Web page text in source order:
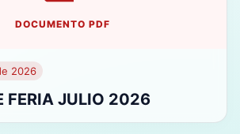
DOCUMENTO PDF
2026
FERIA JULIO 2026